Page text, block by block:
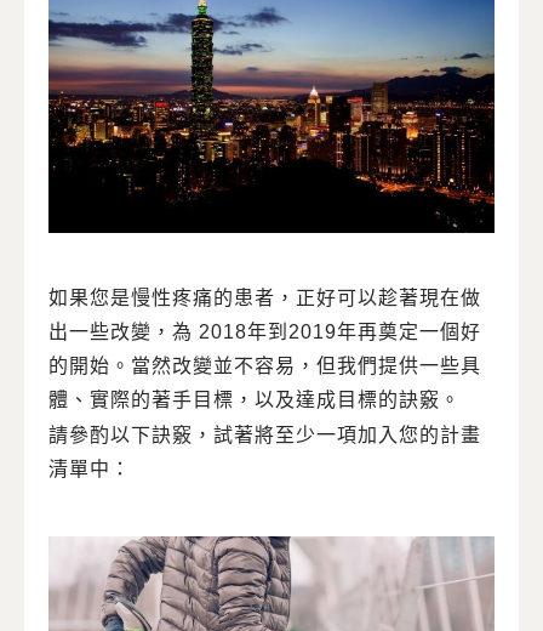
如果您是慢性疼痛的患者，正好可以趁著現在做
出一些改變，為 2018年到2019年再奠定一個好
的開始。當然改變並不容易，但我們提供一些具
體、實際的著手目標，以及達成目標的訣竅。
請參酌以下訣竅，試著將至少一項加入您的計畫
清單中：